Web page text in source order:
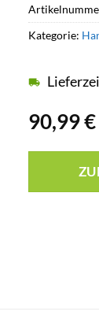
90,99€
Kategorie: